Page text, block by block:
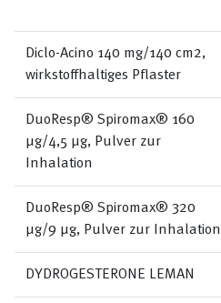
Diclo-Acino 140 mg/140 cm2,
wirkstoffhaltiges Pflaster
DuoResp® Spiromax® 160
µg/4,5 µg, Pulver zur
Inhalation
DuoResp® Spiromax® 320
µg/9 µg, Pulver zur Inhalation
DYDROGESTERONE LEMAN